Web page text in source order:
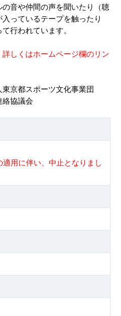
音や仲間の声を聞いたり（聴
っているテープを触ったり
行われています。
しくはホームページ欄のリン
京都スポーツ文化事業団
絡協議会
用に伴い、中止となりまし